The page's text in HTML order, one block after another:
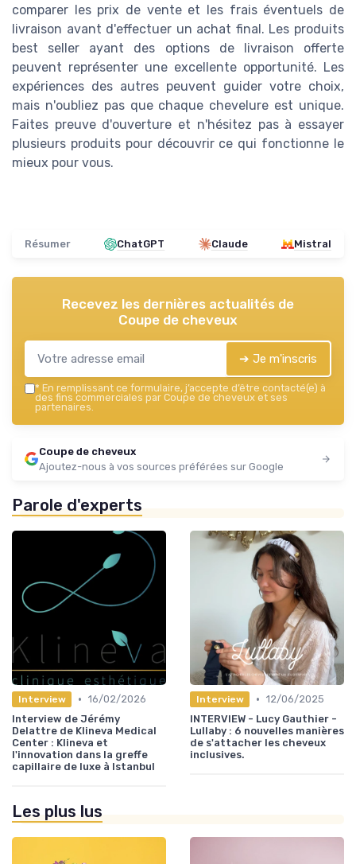
comparer les prix de vente et les frais éventuels de
livraison avant d'effectuer un achat final. Les produits
best seller ayant des options de livraison offerte
peuvent représenter une excellente opportunité. Les
expériences des autres peuvent guider votre choix,
mais n'oubliez pas que chaque chevelure est unique.
Faites preuve d'ouverture et n'hésitez pas à essayer
plusieurs produits pour découvrir ce qui fonctionne le
mieux pour vous.
Résumer ChatGPT Claude Mistral
Recevez les dernières actualités de
Coupe de cheveux
➔ Je m'inscris
* En remplissant ce formulaire, j’accepte d’être contacté(e) à
des fins commerciales par Coupe de cheveux et ses
partenaires.
Coupe de cheveux
Ajoutez-nous à vos sources préférées sur Google
Parole d'experts
Interview • 16/02/2026
Interview de Jérémy
Delattre de Klineva Medical
Center : Klineva et
l'innovation dans la greffe
capillaire de luxe à Istanbul
Interview • 12/06/2025
INTERVIEW - Lucy Gauthier -
Lullaby : 6 nouvelles manières
de s'attacher les cheveux
inclusives.
Les plus lus